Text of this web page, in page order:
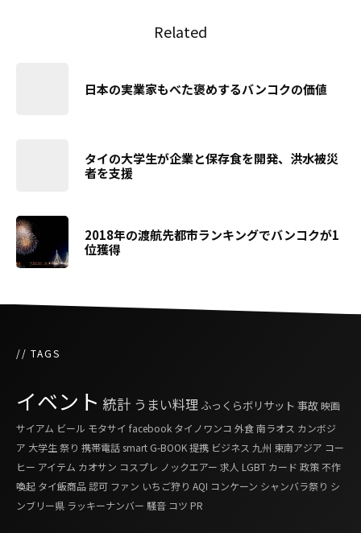
Related
日本の実業家もべた褒めするバンコクの価値
タイの大学生が企業と保存食を開発、洪水被災
者を支援
2018年の渡航先都市ランキングでバンコクが1
位獲得
// TAGS
イベント 統計 うまい料理 ふっくらボリサット 事故映画
サイアム ビール モタサイ facebook タイノワンコ 外食南ラオス カンボジ
ア 大学生祭り 携帯電話smart G-BOOK提携 ビジネス 九州 東南アジア コー
ヒー アイテム カオサン コスプレ ノックエアー 求人 LGBT カード 政策不作
喚起 タイ飯商品認可 ファン いちご狩り AQI コンケーン シャンバラ祭り シ
ンブリー県 ラッキーナンバー 騒音 コツ PR